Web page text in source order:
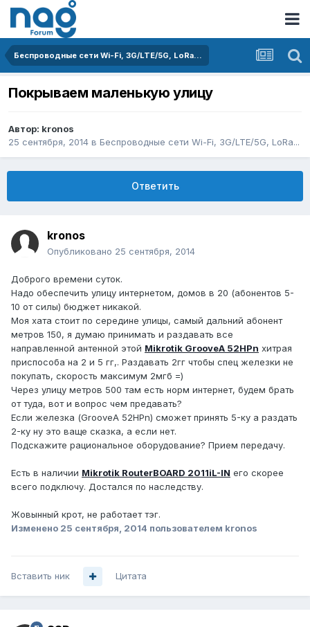
Беспроводные сети Wi-Fi, 3G/LTE/5G, LoRa...
Покрываем маленькую улицу
Автор: kronos
25 сентября, 2014 в Беспроводные сети Wi-Fi, 3G/LTE/5G, LoRa...
Ответить
kronos
Опубликовано 25 сентября, 2014
Доброго времени суток.
Надо обеспечить улицу интернетом, домов в 20 (абонентов 5-
10 от силы) бюджет никакой.
Моя хата стоит по середине улицы, самый дальний абонент
метров 150, я думаю принимать и раздавать все
направленной антенной этой Mikrotik GrooveA 52HPn хитрая
приспособа на 2 и 5 гг,. Раздавать 2гг чтобы спец железки не
покупать, скорость максимум 2мгб =)
Через улицу метров 500 там есть норм интернет, будем брать
от туда, вот и вопрос чем предавать?
Если железка (GrooveA 52HPn) сможет принять 5-ку а раздать
2-ку ну это ваще сказка, а если нет.
Подскажите рациональное оборудование? Прием передачу.
Есть в наличии Mikrotik RouterBOARD 2011iL-IN его скорее
всего подключу. Достался по наследству.
Жовынный крот, не работает тэг.
Изменено 25 сентября, 2014 пользователем kronos
Вставить ник Цитата